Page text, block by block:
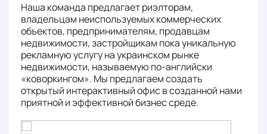
Наша команда предлагает риэлторам,
владельцам неиспользуемых коммерческих
объектов, предпринимателям, продавцам
недвижимости, застройщикам пока уникальную
рекламную услугу на украинском рынке
недвижимости, называемую по-английски
«коворкингом». Мы предлагаем создать
открытый интерактивный офис в созданной нами
приятной и эффективной бизнес среде.